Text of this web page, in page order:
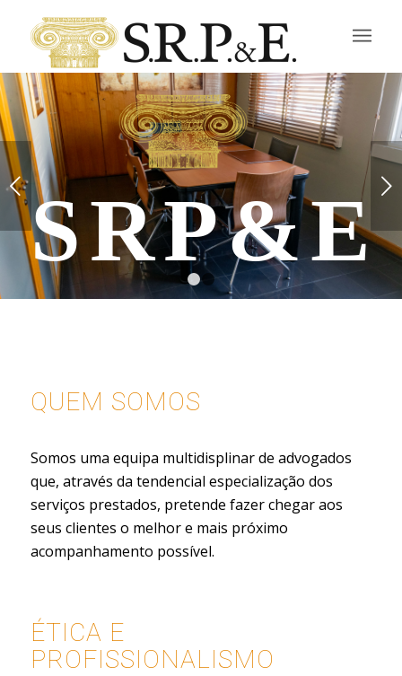
SRP&E
Experiência, Confiança,
Integridade
Next
1 2
QUEM SOMOS
Somos uma equipa multidisplinar de advogados
que, através da tendencial especialização dos
serviços prestados, pretende fazer chegar aos
seus clientes o melhor e mais próximo
acompanhamento possível.
ÉTICA E
PROFISSIONALISMO